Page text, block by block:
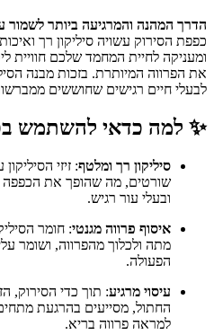
הדרך המהנה והמרגיעה ביותר לשמור
כפפת הסירוק עשויה סיליקון רך
ומעניקה לחיית המחמד שלכם חוויית
את הפרווה המיותרת. בזכות מבנה
לבעלי חיים רגישים שחוששים
✨ למה כדאי להשתמש
סיליקון רך ומלטף: זיזי
שורטים, מה שהופך את הכפפה
ובעלי עור רגיש.
איסוף פרווה מגנטי: חומר
מתה ולכלוך מהפרווה, ושומר
הפעולה.
עיסוי מרגיע: תוך כדי הסירוק,
החתול, מסייעים בהרגעת
למראה פרווה בריא.